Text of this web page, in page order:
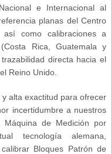
e Internacional al
planas del Centro
así como calibraciones a
Rica, Guatemala y
directa hacia el
Reino Unido.
alta exactitud para ofrecer
incertidumbre a nuestros
de Medición por
tecnología alemana,
Bloques Patrón de